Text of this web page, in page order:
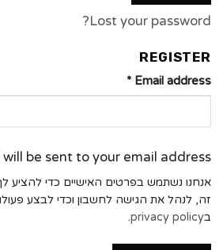
Lost your password?
REGISTER
Email address
*
be sent to your email address.
אנחנו נשתמש בפרטים האישיים כדי להציע
זה, לנהל את הגישה לחשבון וכדי לבצע
בprivacy policy
.